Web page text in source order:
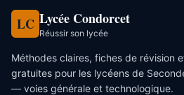
LC Lycée Condorcet
Réussir son lycée
Méthodes claires, fiches de révision
gratuites pour les lycéens de
— voies générale et technologique.